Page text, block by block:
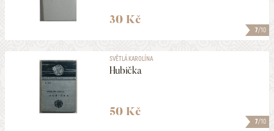
7/10
30 Kč
7/10
SVĚTLÁ KAROLÍNA
Hubička
50 Kč